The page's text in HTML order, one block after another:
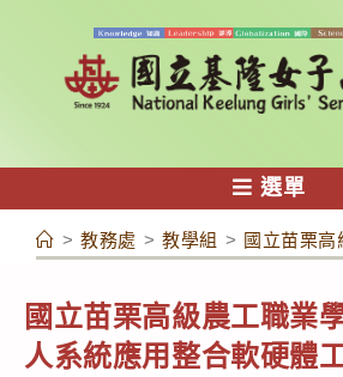
容
選單
> 教務處 > 教學組 > 國立苗栗
國立苗栗高級農工職業
人系統應用整合軟硬體